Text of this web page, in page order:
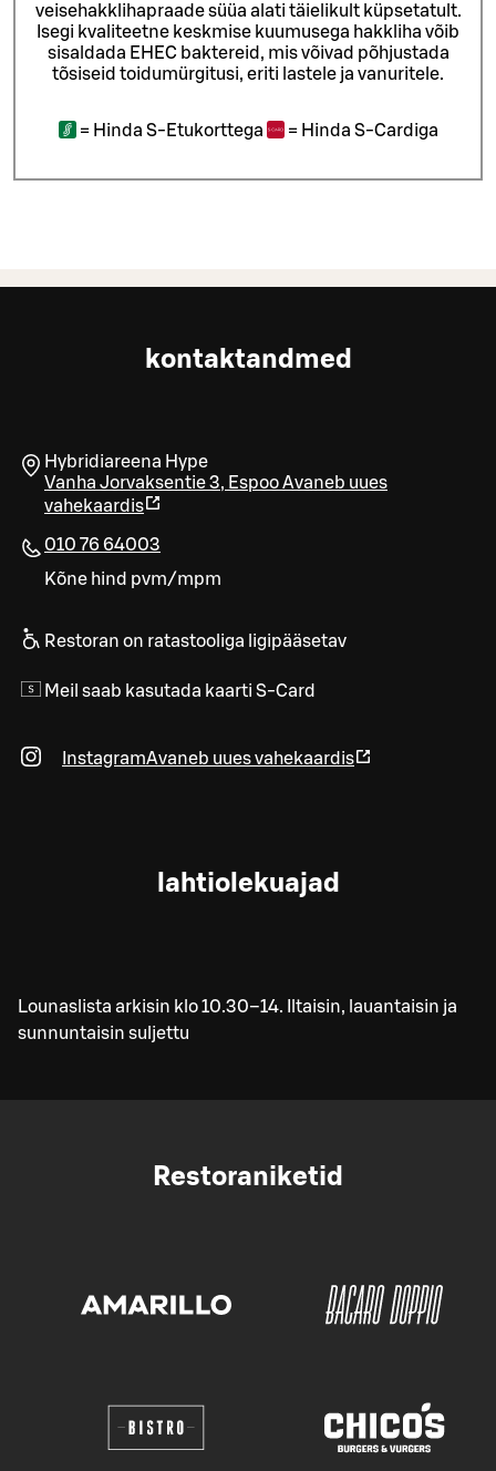
veisehakklihapraade süüa alati täielikult küpsetatult.
Isegi kvaliteetne keskmise kuumusega hakkliha võib
sisaldada EHEC baktereid, mis võivad põhjustada
tõsiseid toidumürgitusi, eriti lastele ja vanuritele.
= Hinda S-Etukorttega = Hinda S-Cardiga
kontaktandmed
Hybridiareena Hype
Vanha Jorvaksentie 3, EspooAvaneb uues
vahekaardis
010 76 64003
Kõne hind pvm/mpm
Restoran on ratastooliga ligipääsetav
Meil saab kasutada kaarti S-Card
InstagramAvaneb uues vahekaardis
lahtiolekuajad
Lounaslista arkisin klo 10.30–14. Iltaisin, lauantaisin ja
sunnuntaisin suljettu
Restoraniketid